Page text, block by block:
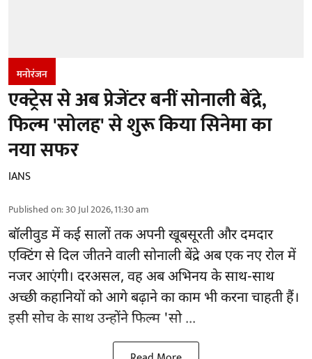
मनोरंजन
एक्ट्रेस से अब प्रेजेंटर बनीं सोनाली बेंद्रे,
फिल्म 'सोलह' से शुरू किया सिनेमा का
नया सफर
IANS
Published on:30 Jul 2026, 11:30 am
बॉलीवुडमें कई सालों तक अपनी खूबसूरती और दमदार
एक्टिंग से दिल जीतने वाली सोनाली बेंद्रे अब एक नए रोल में
नजर आएंगी। दरअसल, वह अब अभिनय के साथ-साथ
अच्छी कहानियों को आगे बढ़ाने का काम भी करना चाहती हैं।
इसी सोच के साथ उन्होंने फिल्म 'सो ...